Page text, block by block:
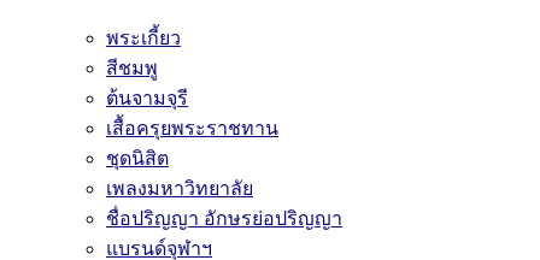
พระเกี้ยว
สีชมพู
ต้นจามจุรี
เสื้อครุยพระราชทาน
ชุดนิสิต
เพลงมหาวิทยาลัย
ชื่อปริญญา อักษรย่อปริญญา
แบรนด์จุฬาฯ